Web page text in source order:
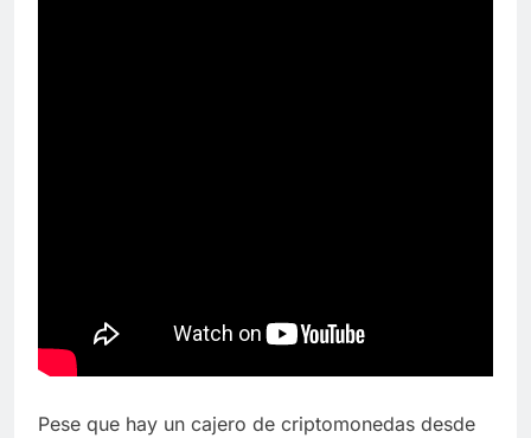
Pese que hay un cajero de criptomonedas desde